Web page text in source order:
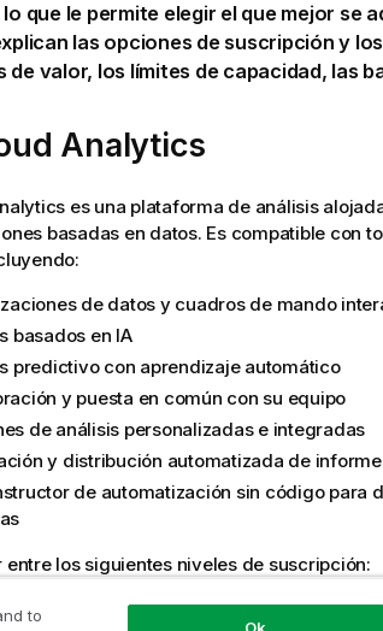
que le permite elegir el que mejor se
las opciones de suscripción y
de valor, los límites de capacidad, las
Analytics
es una plataforma de análisis
basadas en datos. Es compatible con
de datos y cuadros de mando
basados en IA
predictivo con aprendizaje automático
y puesta en común con su equipo
de análisis personalizadas e integradas
y distribución automatizada de
de automatización sin código para
entre los siguientes niveles de suscripción:
to